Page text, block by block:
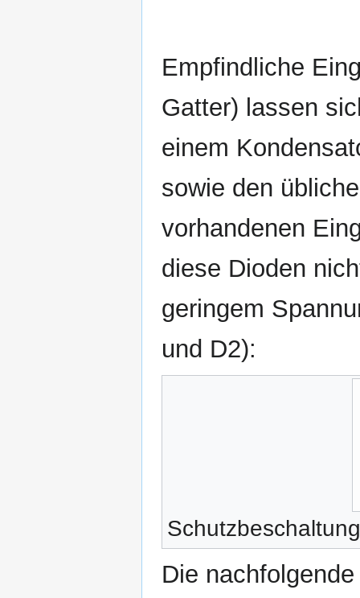
Empfindliche
Gatter) lassen
einem
sowie den
vorhandenen
diese Dioden
geringem
und D2):
Die